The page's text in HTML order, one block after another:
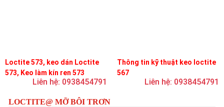
Loctite 573, keo dán Loctite
573, Keo làm kín ren 573
Liên hệ: 0938454791
Thông tin kỹ thuật keo loctite
567
Liên hệ: 0938454791
LOCTITE@ MỠ BÔI TRƠN